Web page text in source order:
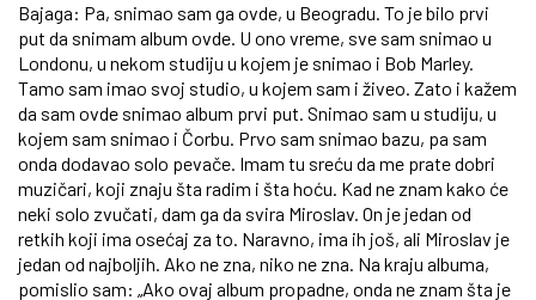
Bajaga: Pa, snimao sam ga ovde, u Beogradu. To je bilo prvi
put da snimam album ovde. U ono vreme, sve sam snimao u
Londonu, u nekom studiju u kojem je snimao i Bob Marley.
Tamo sam imao svoj studio, u kojem sam i živeo. Zato i kažem
da sam ovde snimao album prvi put. Snimao sam u studiju, u
kojem sam snimao i Čorbu. Prvo sam snimao bazu, pa sam
onda dodavao solo pevače. Imam tu sreću da me prate dobri
muzičari, koji znaju šta radim i šta hoću. Kad ne znam kako će
neki solo zvučati, dam ga da svira Miroslav. On je jedan od
retkih koji ima osećaj za to. Naravno, ima ih još, ali Miroslav je
jedan od najboljih. Ako ne zna, niko ne zna. Na kraju albuma,
pomislio sam: „Ako ovaj album propadne, onda ne znam šta je